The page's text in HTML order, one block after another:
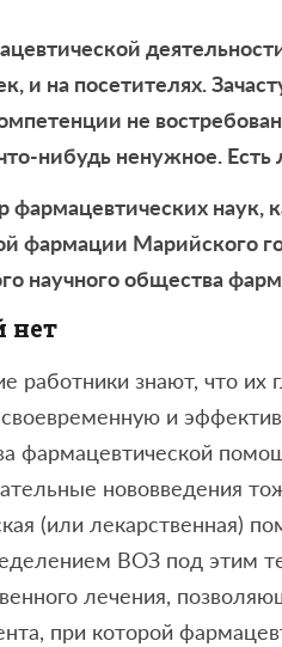
и на посетителях.
не
нибудь ненужное. Есть
фармацевтических наук,
фармации Марийского
научного общества
нет
работники знают, что их
и
фармацевтической
нововведения
(или лекарственная)
ВОЗ под этим
лечения,
при которой